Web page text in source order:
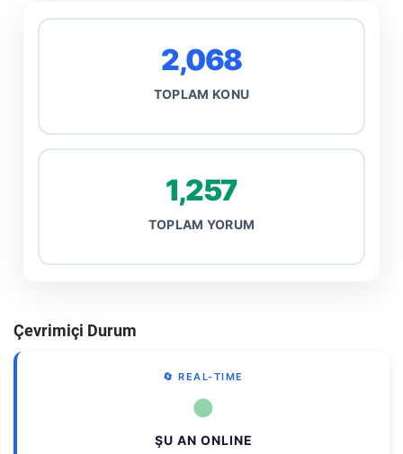
2,068
TOPLAM KONU
1,257
TOPLAM YORUM
Çevrimiçi Durum
🔄 REAL-TIME
●
ŞU AN ONLINE